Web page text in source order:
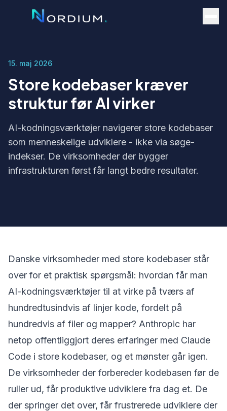
15. maj 2026
Store kodebaser kræver
struktur før AI virker
AI-kodningsværktøjer navigerer store kodebaser
som menneskelige udviklere - ikke via søge-
indekser. De virksomheder der bygger
infrastrukturen først får langt bedre resultater.
Danske virksomheder med store kodebaser står
over for et praktisk spørgsmål: hvordan får man
AI-kodningsværktøjer til at virke på tværs af
hundredtusindvis af linjer kode, fordelt på
hundredvis af filer og mapper? Anthropic har
netop offentliggjort deres erfaringer med Claude
Code i store kodebaser, og et mønster går igen.
De virksomheder der forbereder kodebasen før de
ruller ud, får produktive udviklere fra dag et. De
der springer det over, får frustrerede udviklere der